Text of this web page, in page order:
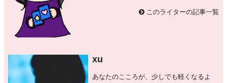
このライターの記事一覧
xu
あなたのこころが、少しでも軽くなるよ